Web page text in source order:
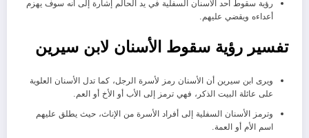
رؤية سقوط أحد الأسنان السفلية في يد الحالم إشارة إلى أنه سوف يهزم
أعداءه ويقضي عليهم.
تفسير رؤية سقوط الأسنان لابن سيرين
ويرى ابن سيرين أن الأسنان رمز لأسرة الرجل، كما تدل الأسنان العلوية
على عائلة البيت الذكر، فهي ترمز إلى الأب أو الأخ أو العم.
وترمز الأسنان السفلية إلى أفراد الأسرة من الإناث، حيث يطلق عليهم
اسم الأم أو العمة.